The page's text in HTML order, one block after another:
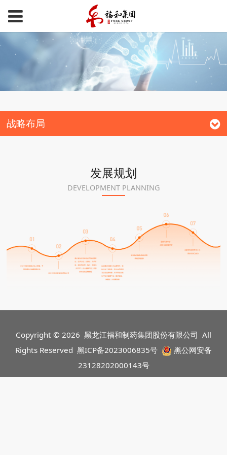
战略布局
发展规划
DEVELOPMENT PLANNING
Copyright © 2026 黑龙江福和制药集团股份有限公司 All
Rights Reserved 黑ICP备2023006835号
黑公网安备
23128202000143号